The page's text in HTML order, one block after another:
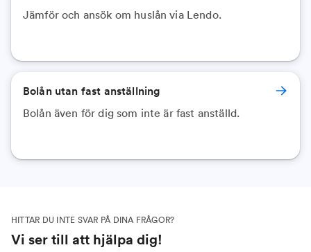
Jämför och ansök om huslån via Lendo.
Bolån utan fast anställning
Bolån även för dig som inte är fast anställd.
HITTAR DU INTE SVAR PÅ DINA FRÅGOR?
Vi ser till att hjälpa dig!